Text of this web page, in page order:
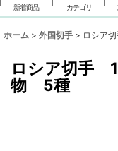
新着商品 カテゴリ
ホーム > 外国切手 > ロシア
ロシア切
物 5種